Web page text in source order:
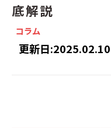
底解説
コラム
更新日:2025.02.10